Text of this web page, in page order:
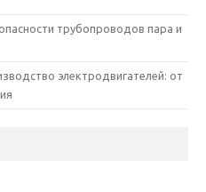
трубопроводов пара и
электродвигателей: от